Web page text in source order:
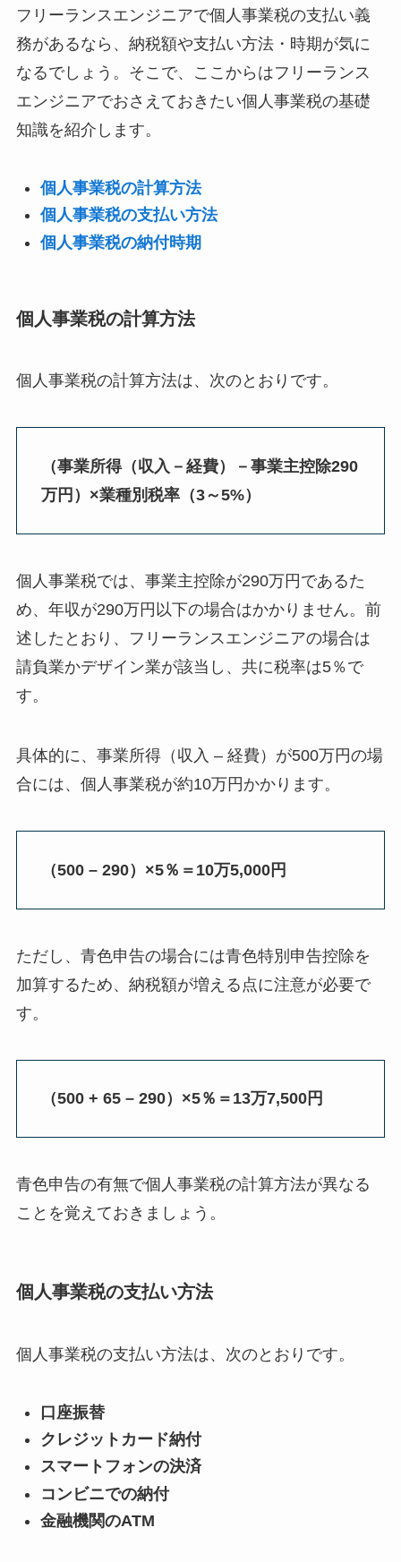
フリーランスエンジニアで個人事業税の支払い義
務があるなら、納税額や支払い方法・時期が気に
なるでしょう。そこで、ここからはフリーランス
エンジニアでおさえておきたい個人事業税の基礎
知識を紹介します。
個人事業税の計算方法
個人事業税の支払い方法
個人事業税の納付時期
個人事業税の計算方法
個人事業税の計算方法は、次のとおりです。
（事業所得（収入－経費）－事業主控除290
万円）×業種別税率（3～5%）
個人事業税では、事業主控除が290万円であるた
め、年収が290万円以下の場合はかかりません。前
述したとおり、フリーランスエンジニアの場合は
請負業かデザイン業が該当し、共に税率は5％で
す。
具体的に、事業所得（収入 – 経費）が500万円の場
合には、個人事業税が約10万円かかります。
（500 – 290）×5％＝10万5,000円
ただし、青色申告の場合には青色特別申告控除を
加算するため、納税額が増える点に注意が必要で
す。
（500 + 65 – 290）×5％＝13万7,500円
青色申告の有無で個人事業税の計算方法が異なる
ことを覚えておきましょう。
個人事業税の支払い方法
個人事業税の支払い方法は、次のとおりです。
口座振替
クレジットカード納付
スマートフォンの決済
コンビニでの納付
金融機関のATM